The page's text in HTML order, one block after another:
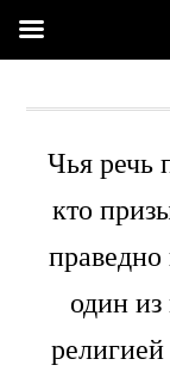
Чья речь
кто
один